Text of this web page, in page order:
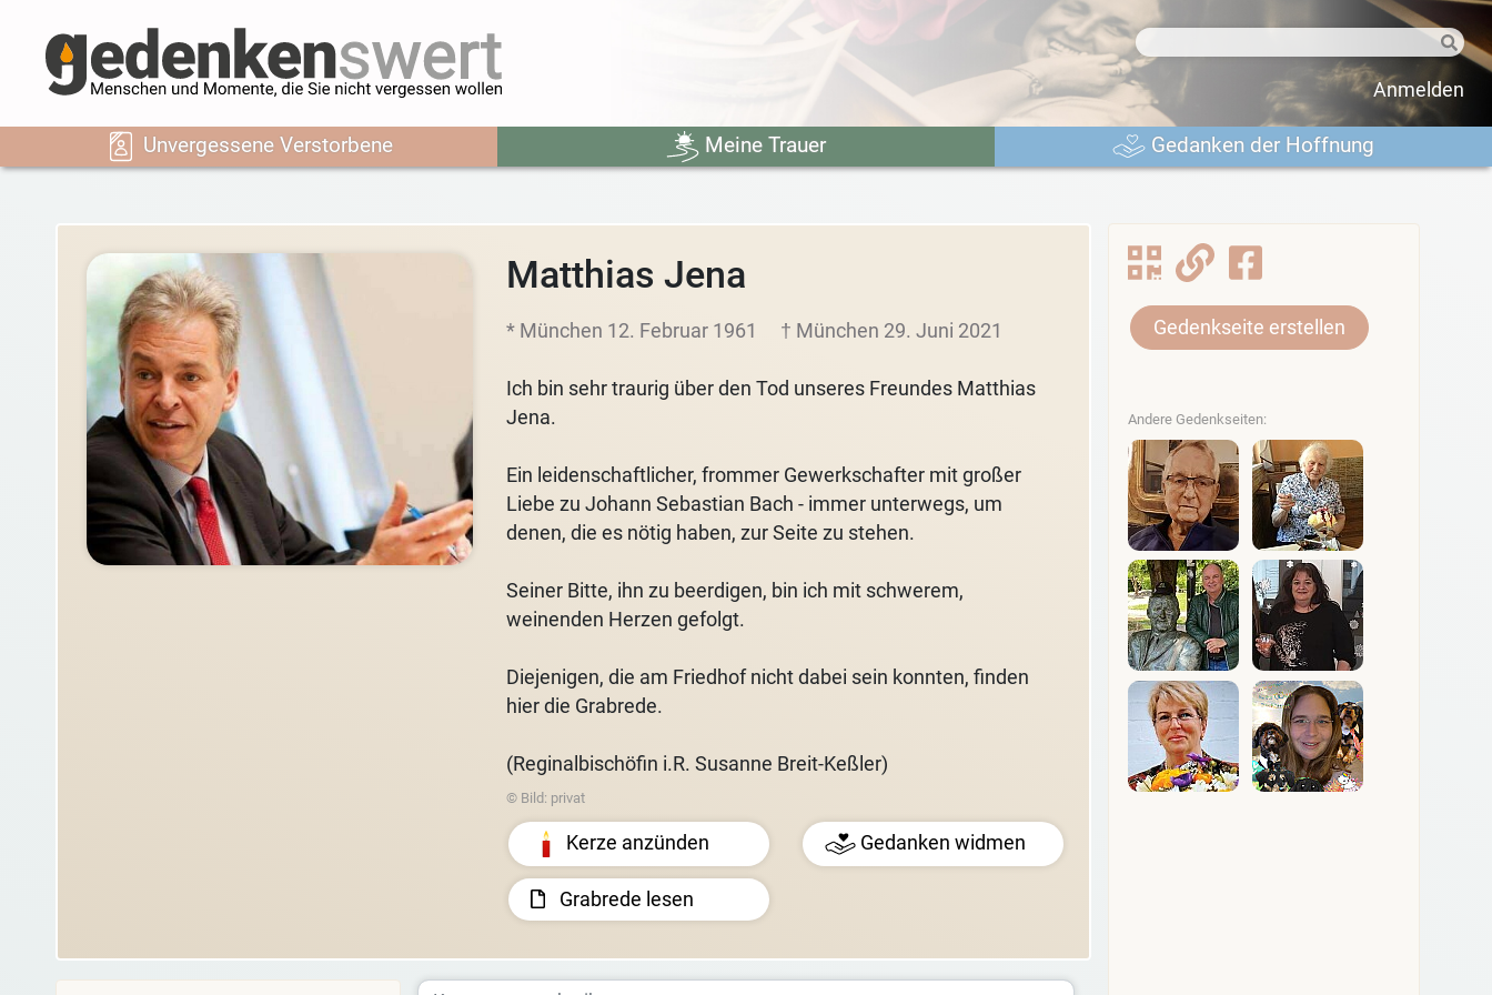
Anmelden
Unvergessene Verstorbene Meine Trauer Gedanken der Hoffnung
Matthias Jena
* München 12. Februar 1961 † München 29. Juni 2021
Ich bin sehr traurig über den Tod unseres Freundes Matthias
Jena.
Ein leidenschaftlicher, frommer Gewerkschafter mit großer
Liebe zu Johann Sebastian Bach - immer unterwegs, um
denen, die es nötig haben, zur Seite zu stehen.
Seiner Bitte, ihn zu beerdigen, bin ich mit schwerem,
weinenden Herzen gefolgt.
Diejenigen, die am Friedhof nicht dabei sein konnten, finden
hier die Grabrede.
(Reginalbischöfin i.R. Susanne Breit-Keßler)
© Bild: privat
Kerze anzünden Gedanken widmen
Grabrede lesen
Gedenkseite erstellen
Andere Gedenkseiten: